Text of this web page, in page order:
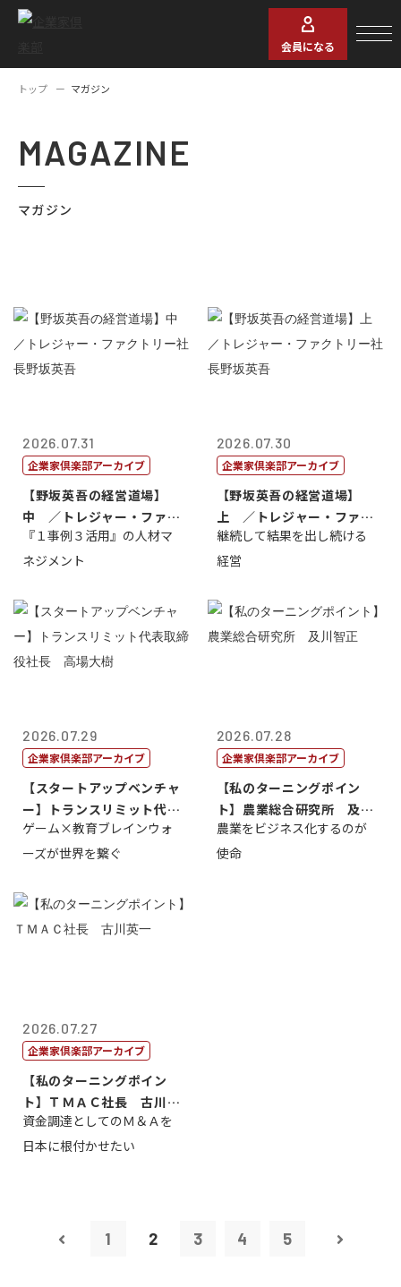
会員になる
トップ マガジン
MAGAZINE
マガジン
2026.07.31
企業家倶楽部アーカイブ
【野坂英吾の経営道場】
中 ／トレジャー・ファク
トリー社長野坂...
『１事例３活用』の人材マ
ネジメント
2026.07.30
企業家倶楽部アーカイブ
【野坂英吾の経営道場】
上 ／トレジャー・ファク
トリー社長野坂...
継続して結果を出し続ける
経営
2026.07.29
企業家倶楽部アーカイブ
【スタートアップベンチャ
ー】トランスリミット代表
取締役社長 ...
ゲーム×教育ブレインウォ
ーズが世界を繋ぐ
2026.07.28
企業家倶楽部アーカイブ
【私のターニングポイン
ト】農業総合研究所 及川
智正
農業をビジネス化するのが
使命
2026.07.27
企業家倶楽部アーカイブ
【私のターニングポイン
ト】ＴＭＡＣ社長 古川英
一
資金調達としてのＭ＆Ａを
日本に根付かせたい
1 2 3 4 5